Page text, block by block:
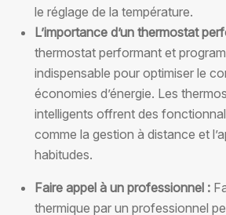
le réglage de la température.
L’importance d’un thermostat
thermostat performant et
indispensable pour optimiser le
économies d’énergie. Les
intelligents offrent des
comme la gestion à distance et
habitudes.
Faire appel à un professionnel :
thermique par un professionnel